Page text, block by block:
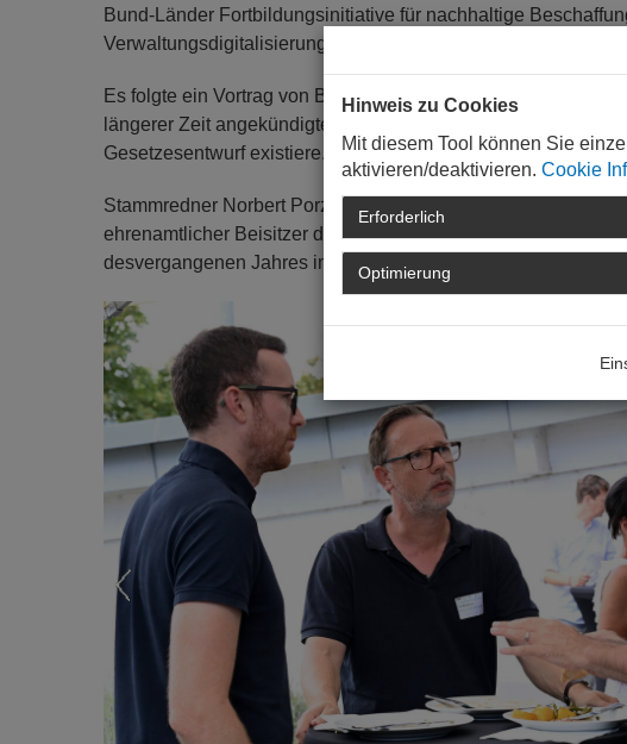
Bund-Länder Fortbildungsinitiative für nachhaltige
Verwaltungsdigitalisierung angesprochen.
Es folgte ein Vortrag von Bernd Düsterdiek, Beigeordneter
längerer Zeit angekündigte Vergabetransformationspaket, für
Gesetzesentwurf existiere.
Stammredner Norbert Porz, Leiter des Vergabedezernats des
ehrenamtlicher Beisitzer der VK Bund, stellte spannende
desvergangenen Jahres im Vergaberecht vor.
Previous
Hinweis zu Cookies
Mit diesem Tool können Sie
aktivieren/deaktivieren. Cookie
Erforderlich
Optimierung